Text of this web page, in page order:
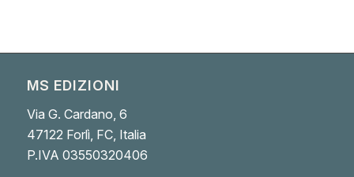
MS EDIZIONI
Via G. Cardano, 6
47122 Forlì, FC, Italia
P.IVA 03550320406